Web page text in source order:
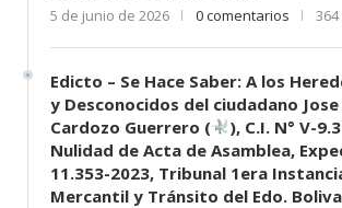
5 de junio de 2026 0 comentarios
Edicto – Se Hace Saber: A los
y Desconocidos del ciudadano
Cardozo Guerrero (
), C.I. N° V-
Nulidad de Acta de Asamblea,
11.353-2023, Tribunal 1era
Mercantil y Tránsito del Edo.